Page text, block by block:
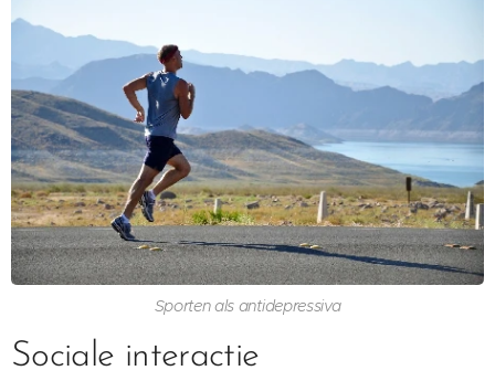
Sporten als antidepressiva
Sociale interactie